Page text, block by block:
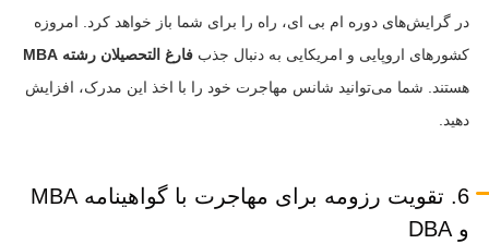
در گرایش‌های دوره ام بی ای، راه را برای شما باز خواهد کرد. امروزه
کشورهای اروپایی و امریکایی به دنبال جذب فارغ التحصیلان رشته MBA
هستند. شما می‌توانید شانس مهاجرت خود را با اخذ این مدرک، افزایش
دهید.
6. تقویت رزومه برای مهاجرت با گواهینامه MBA
و DBA